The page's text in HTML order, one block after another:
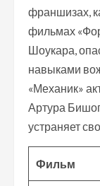
франшизах,
фильмах
Шоукара,
навыками
«Механик»
Артура
устраняет
Фильм